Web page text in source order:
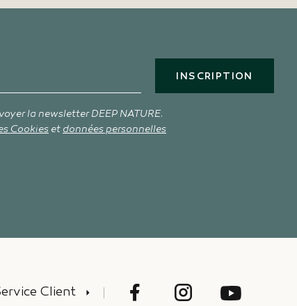
INSCRIPTION
la newsletter DEEP NATURE.
Cookies et données personnelles
Client